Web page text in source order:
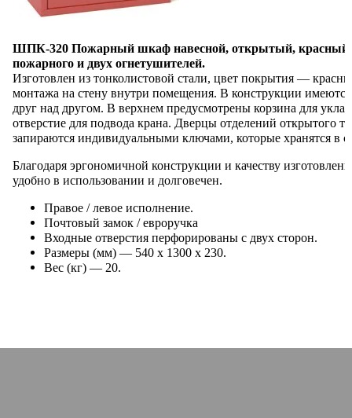
ШПК-320 Пожарный шкаф навесной, открытый, красный
пожарного и двух огнетушителей.
Изготовлен из тонколистовой стали, цвет покрытия —
монтажа на стену внутри помещения. В конструкции
друг над другом. В верхнем предусмотрены корзина для
отверстие для подвода крана. Дверцы отделений открытого
запираются индивидуальными ключами, которые хранятся в
Благодаря эргономичной конструкции и качеству
удобно в использовании и долговечен.
Правое / левое исполнение.
Почтовый замок / евроручка
Входные отверстия перфорированы с двух сторон.
Размеры (мм) — 540 х 1300 х 230.
Вес (кг) — 20.